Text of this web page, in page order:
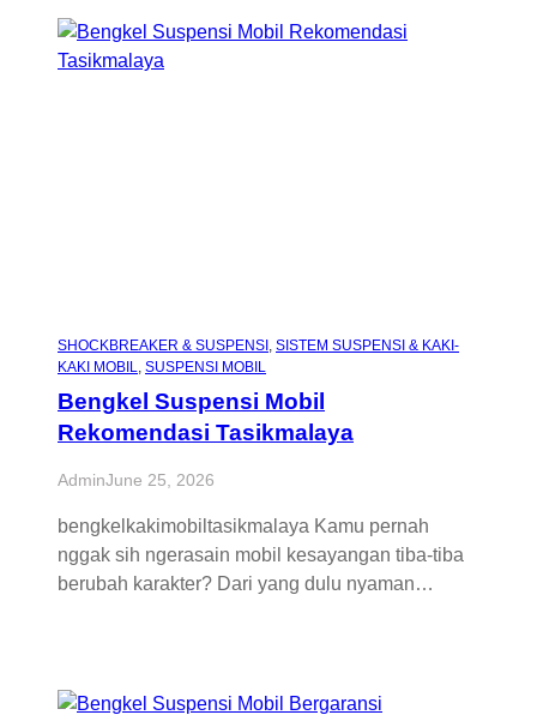
SHOCKBREAKER & SUSPENSI , SISTEM SUSPENSI & KAKI-
KAKI MOBIL, SUSPENSI MOBIL
Bengkel Suspensi Mobil
Rekomendasi Tasikmalaya
AdminJune 25, 2026
bengkelkakimobiltasikmalaya Kamu pernah
nggak sih ngerasain mobil kesayangan tiba-tiba
berubah karakter? Dari yang dulu nyaman…